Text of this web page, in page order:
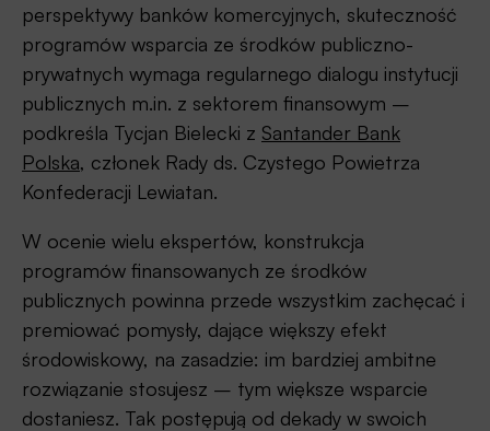
perspektywy banków komercyjnych, skuteczność
programów wsparcia ze środków publiczno-
prywatnych wymaga regularnego dialogu instytucji
publicznych m.in. z sektorem finansowym –
podkreśla Tycjan Bielecki z Santander Bank
Polska, członek Rady ds. Czystego Powietrza
Konfederacji Lewiatan.
W ocenie wielu ekspertów, konstrukcja
programów finansowanych ze środków
publicznych powinna przede wszystkim zachęcać i
premiować pomysły, dające większy efekt
środowiskowy, na zasadzie: im bardziej ambitne
rozwiązanie stosujesz – tym większe wsparcie
dostaniesz. Tak postępują od dekady w swoich